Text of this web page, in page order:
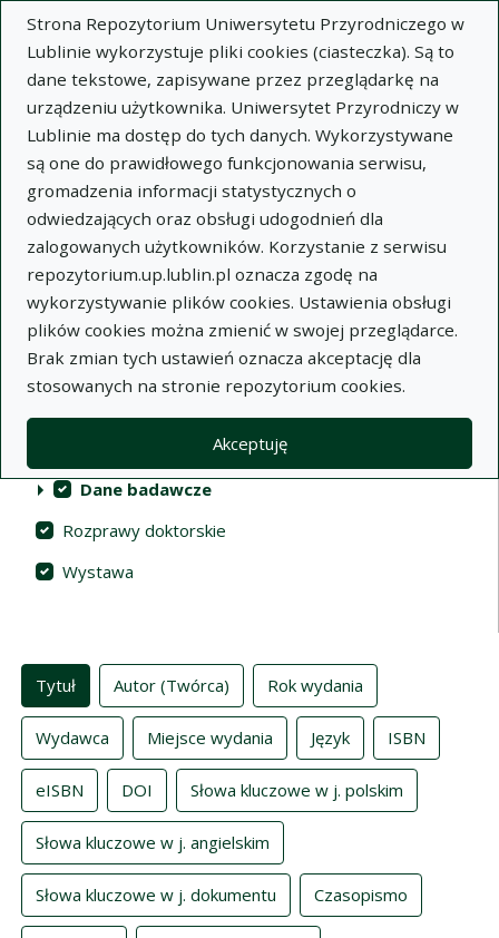
Strona Repozytorium Uniwersytetu Przyrodniczego w
Lublinie wykorzystuje pliki cookies (ciasteczka). Są to
dane tekstowe, zapisywane przez przeglądarkę na
urządzeniu użytkownika. Uniwersytet Przyrodniczy w
Lublinie ma dostęp do tych danych. Wykorzystywane
są one do prawidłowego funkcjonowania serwisu,
gromadzenia informacji statystycznych o
odwiedzających oraz obsługi udogodnień dla
zalogowanych użytkowników. Korzystanie z serwisu
repozytorium.up.lublin.pl oznacza zgodę na
wykorzystywanie plików cookies. Ustawienia obsługi
plików cookies można zmienić w swojej przeglądarce.
Brak zmian tych ustawień oznacza akceptację dla
stosowanych na stronie repozytorium cookies.
Akceptuję
Repozytorium Uniwersytetu
Przyrodniczego w Lublinie
Indeksy
Akcje na kolekcjach Wyczyść Zaznacz wszystko
Kolekcje(automatyczne przeładowanie treści)
Publikacje naukowe
Materiały audiowizualne
Dane badawcze
Rozprawy doktorskie
Wystawa
Indeksy
Tytuł Autor (Twórca) Rok wydania
Wydawca Miejsce wydania Język ISBN
eISBN DOI Słowa kluczowe w j. polskim
Słowa kluczowe w j. angielskim
Słowa kluczowe w j. dokumentu Czasopismo